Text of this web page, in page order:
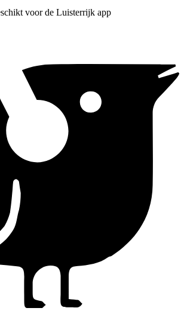
voor de Luisterrijk app